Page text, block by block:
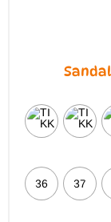
36 37